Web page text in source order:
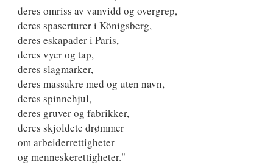
deres omriss av vanvidd og overgrep,
deres spaserturer i Königsberg,
deres eskapader i Paris,
deres vyer og tap,
deres slagmarker,
deres massakre med og uten navn,
deres spinnehjul,
deres gruver og fabrikker,
deres skjoldete drømmer
om arbeiderrettigheter
og menneskerettigheter."